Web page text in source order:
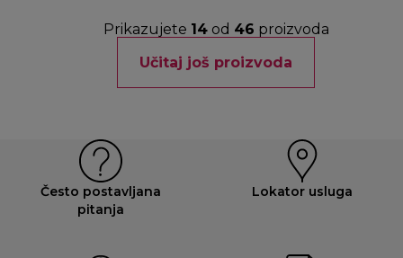
Prikazujete 14od 46 proizvoda
Učitaj još proizvoda
Često postavljana
pitanja
Lokator usluga